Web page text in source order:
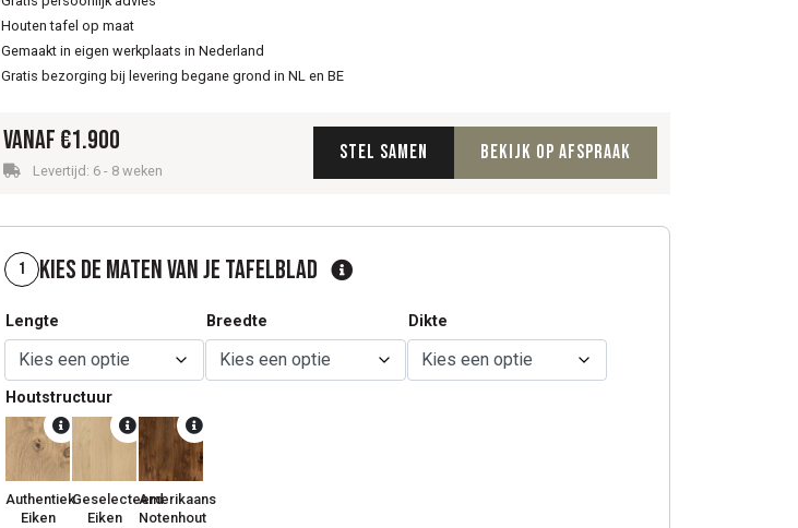
Houten tafel op maat
Gemaakt in eigen werkplaats in Nederland
Gratis bezorging bij levering begane grond in NL en BE
Vanaf €1.900
Levertijd: 6 - 8 weken
Stel samen Bekijk op afspraak
1 Kies de maten van je tafelblad
Lengte Breedte Dikte
Houtstructuur
Authentiek
Eiken
Geselecteerd
Eiken
Amerikaans
Notenhout